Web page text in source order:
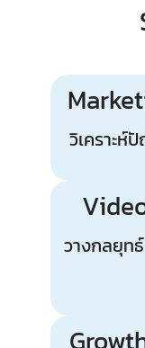
วิเคราะ
วางกลยุท